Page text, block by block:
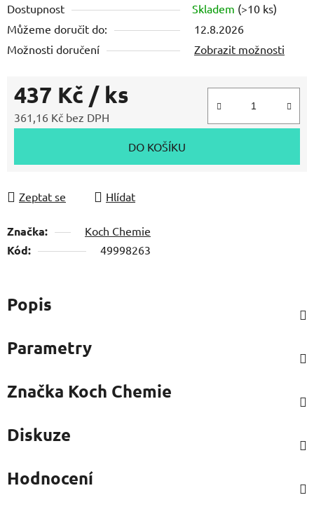
Dostupnost Skladem (>10 ks)
Můžeme doručit do:
12.8.2026
Možnosti doručení
Zobrazit možnosti
437 Kč / ks
361,16 Kč bez DPH
DO KOŠÍKU
Zeptat se Hlídat
Značka: Koch Chemie
Kód: 49998263
Popis
Parametry
Značka Koch Chemie
Diskuze
Hodnocení